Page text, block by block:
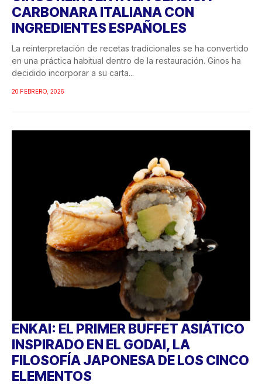
CARBONARA ITALIANA CON
INGREDIENTES ESPAÑOLES
La reinterpretación de recetas tradicionales se ha convertido
en una práctica habitual dentro de la restauración. Ginos ha
decidido incorporar a su carta...
20 FEBRERO, 2026
ENKAI: EL PRIMER BUFFET ASIÁTICO
INSPIRADO EN EL GODAI, LA
FILOSOFÍA JAPONESA DE LOS CINCO
ELEMENTOS